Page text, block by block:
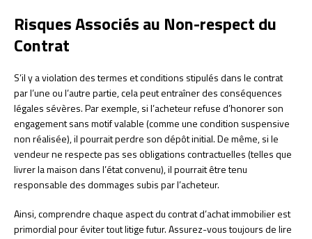
Risques Associés au Non-respect du
Contrat
S’il y a violation des termes et conditions stipulés dans le contrat
par l’une ou l’autre partie, cela peut entraîner des conséquences
légales sévères. Par exemple, si l’acheteur refuse d’honorer son
engagement sans motif valable (comme une condition suspensive
non réalisée), il pourrait perdre son dépôt initial. De même, si le
vendeur ne respecte pas ses obligations contractuelles (telles que
livrer la maison dans l’état convenu), il pourrait être tenu
responsable des dommages subis par l’acheteur.
Ainsi, comprendre chaque aspect du contrat d’achat immobilier est
primordial pour éviter tout litige futur. Assurez-vous toujours de lire